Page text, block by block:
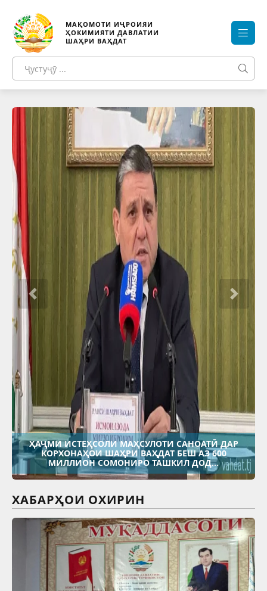
МАҚОМОТИ ИҶРОИЯИ
ҲОКИМИЯТИ ДАВЛАТИИ
ШАҲРИ ВАҲДАТ
ҲАҶМИ ИСТЕҲСОЛИ МАҲСУЛОТИ САНОАТӢ ДАР
КОРХОНАҲОИ ШАҲРИ ВАҲДАТ БЕШ АЗ 600
МИЛЛИОН СОМОНИРО ТАШКИЛ ДОД...
ХАБАРҲОИ ОХИРИН